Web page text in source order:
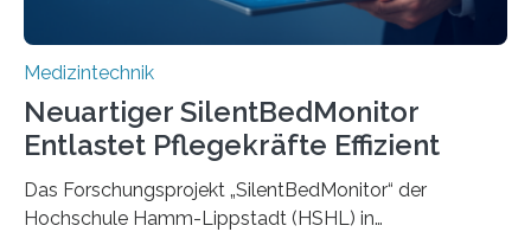
Medizintechnik
Neuartiger SilentBedMonitor
Entlastet Pflegekräfte Effizient
Das Forschungsprojekt „SilentBedMonitor“ der
Hochschule Hamm-Lippstadt (HSHL) in